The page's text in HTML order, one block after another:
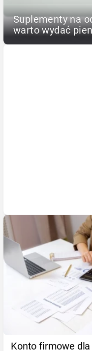
Suplementy na
warto wydać
Konto firmowe